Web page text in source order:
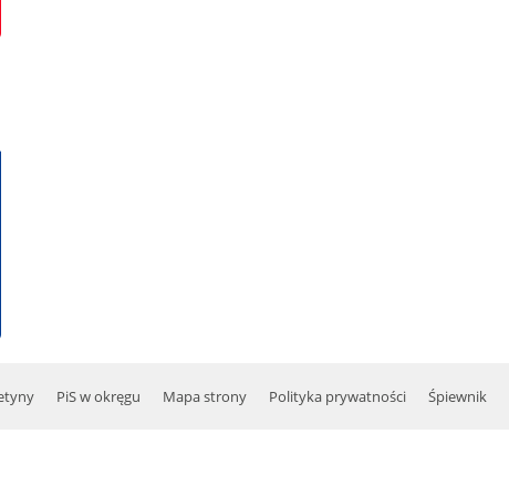
PiS w okręgu Mapa strony Polityka prywatności Śpiewnik